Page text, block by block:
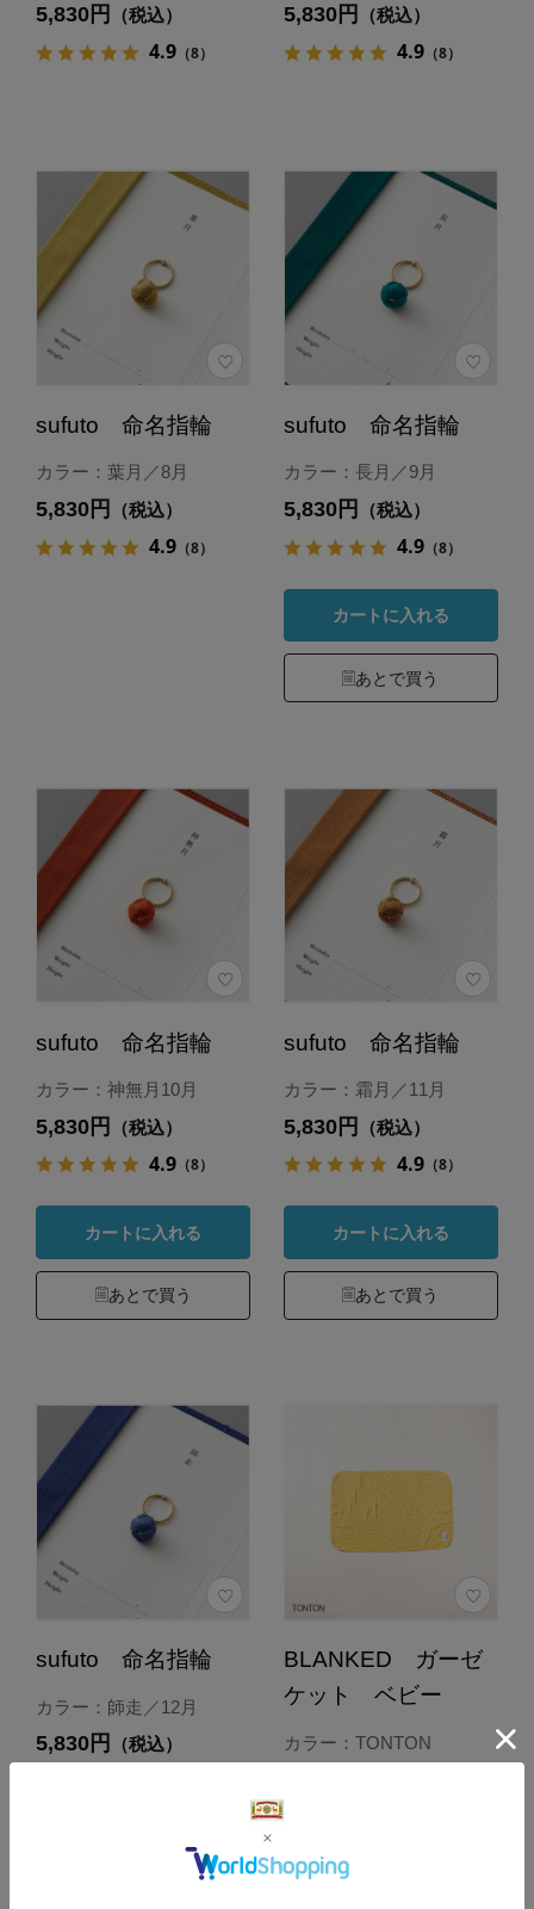
5,830円 （税込）
4.9（8）
5,830円 （税込）
4.9（8）
sufuto 命名指輪
カラー：葉月／8月
5,830円 （税込）
4.9（8）
sufuto 命名指輪
カラー：長月／9月
5,830円 （税込）
4.9（8）
カートに入れる
あとで買う
sufuto 命名指輪
カラー：神無月10月
5,830円 （税込）
4.9（8）
カートに入れる
あとで買う
sufuto 命名指輪
カラー：霜月／11月
5,830円 （税込）
4.9（8）
カートに入れる
あとで買う
sufuto 命名指輪
カラー：師走／12月
5,830円 （税込）
BLANKED ガーゼ
ケット ベビー
カラー：TONTON
カートに入れる